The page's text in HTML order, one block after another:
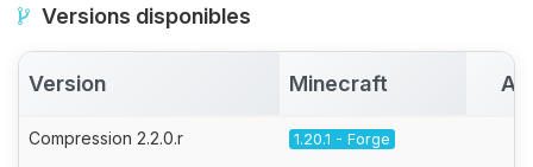
Versions disponibles
Version Minecraft
Compression 2.2.0.r 1.20.1 - Forge